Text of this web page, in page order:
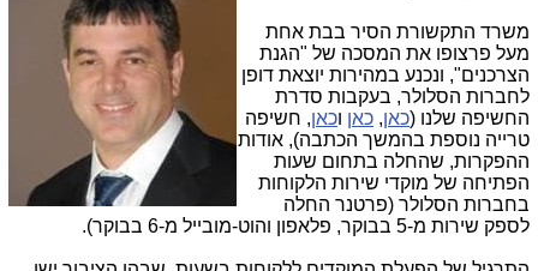
משרד התקשורת הסיר בבת אחת
מעל פרצופו את המסכה של "הגנת
הצרכנים", ונכנע במהירות יוצאת דופן
לחברות הסלולר, בעקבות סדרת
החשיפה שלנו (כאן, כאן וכאן, חשיפה
טרייה נוספת בהמשך הכתבה), אודות
ההפקרות, שהחלה בתחום שעות
הפתיחה של מוקדי שירות הלקוחות
בחברות הסלולר (פרטנר החלה
לספק שירות מ-5 בבוקר, פלאפון והוט-מובייל מ-6 בבוקר).